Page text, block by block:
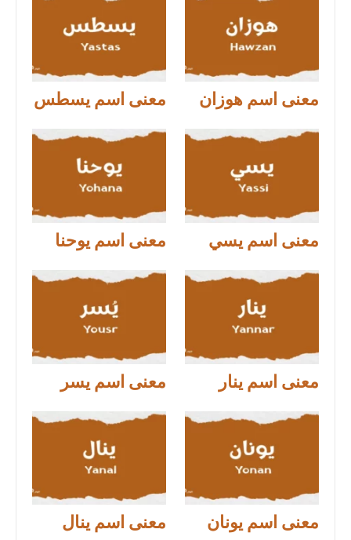
معنى اسم هوزان معنى اسم يسطس
معنى اسم يسي معنى اسم يوحنا
معنى اسم ينار معنى اسم يسر
معنى اسم يونان معنى اسم ينال